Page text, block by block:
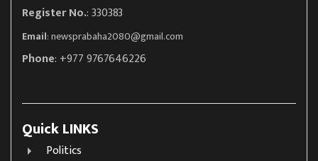
Register No.: 330383
Email:newsprabaha2080@gmail.com
Phone: +977 9767646226
Quick LINKS
Politics